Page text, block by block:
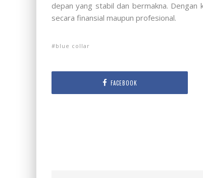
depan yang stabil dan bermakna.
secara finansial maupun profesional.
blue collar
FACEBOOK